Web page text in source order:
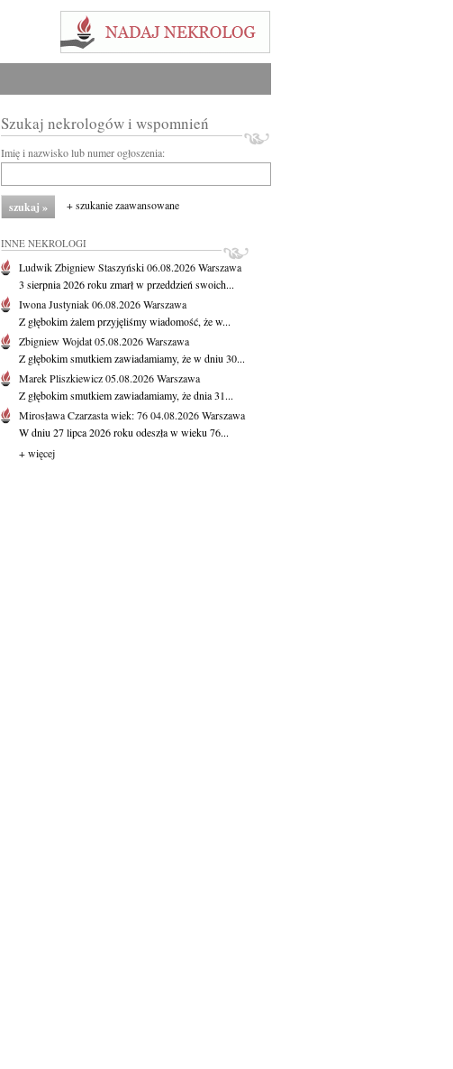
Szukaj nekrologów i wspomnień
Imię i nazwisko lub numer ogłoszenia:
+ szukanie zaawansowane
INNE NEKROLOGI
Ludwik Zbigniew Staszyński06.08.2026Warszawa
3 sierpnia 2026 roku zmarł w przeddzień swoich...
Iwona Justyniak06.08.2026Warszawa
Z głębokim żalem przyjęliśmy wiadomość, że w...
Zbigniew Wojdat05.08.2026Warszawa
Z głębokim smutkiem zawiadamiamy, że w dniu 30...
Marek Pliszkiewicz05.08.2026Warszawa
Z głębokim smutkiem zawiadamiamy, że dnia 31...
Mirosława Czarzastawiek: 7604.08.2026Warszawa
W dniu 27 lipca 2026 roku odeszła w wieku 76...
+ więcej